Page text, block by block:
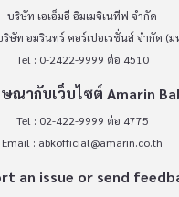
บริษัท เอเอ็มอี อิมเมจิเนทีฟ จำกัด
ริษัท อมรินทร์ คอร์เปอเรชั่นส์ จำกัด (
Tel : 0-2422-9999 ต่อ 4510
ณากับเว็บไซต์ Amarin
Tel : 02-422-9999 ต่อ 4775
Email : abkofficial@amarin.co.th
an issue or send